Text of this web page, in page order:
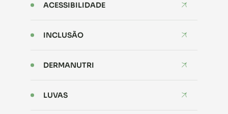
ACESSIBILIDADE
INCLUSÃO
DERMANUTRI
LUVAS